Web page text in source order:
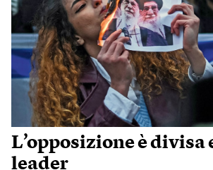
L’opposizione è divisa
leader